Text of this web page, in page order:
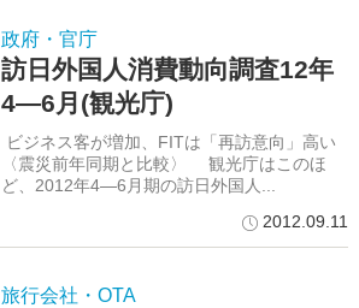
政府・官庁
訪日外国人消費動向調査12年
4―6月(観光庁)
ビジネス客が増加、FITは「再訪意向」高い
〈震災前年同期と比較〉 観光庁はこのほ
ど、2012年4―6月期の訪日外国人...
2012.09.11
旅行会社・OTA